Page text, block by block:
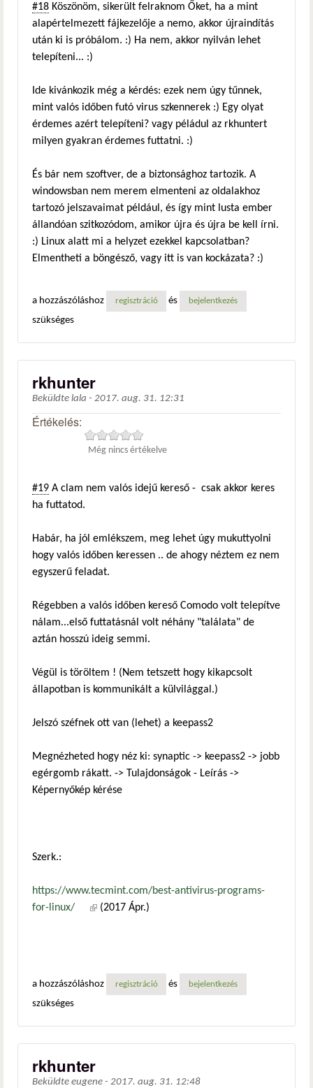
#18 Köszönöm, sikerült felraknom Őket, ha a mint
alapértelmezett fájkezelője a nemo, akkor újraindítás
után ki is próbálom. :) Ha nem, akkor nyilván lehet
telepíteni... :)
Ide kivánkozik még a kérdés: ezek nem úgy tűnnek,
mint valós időben futó virus szkennerek :) Egy olyat
érdemes azért telepíteni? vagy péládul az rkhuntert
milyen gyakran érdemes futtatni. :)
És bár nem szoftver, de a biztonsághoz tartozik. A
windowsban nem merem elmenteni az oldalakhoz
tartozó jelszavaimat például, és így mint lusta ember
állandóan szitkozódom, amikor újra és újra be kell írni.
:) Linux alatt mi a helyzet ezekkel kapcsolatban?
Elmentheti a böngésző, vagy itt is van kockázata? :)
a hozzászóláshoz regisztráció és bejelentkezés
szükséges
rkhunter
Beküldte lala - 2017. aug. 31. 12:31
Értékelés:
Még nincs értékelve
#19 A clam nem valós idejű kereső - csak akkor keres
ha futtatod.
Habár, ha jól emlékszem, meg lehet úgy mukuttyolni
hogy valós időben keressen .. de ahogy néztem ez nem
egyszerű feladat.
Régebben a valós időben kereső Comodo volt telepítve
nálam...első futtatásnál volt néhány "találata" de
aztán hosszú ideig semmi.
Végül is töröltem ! (Nem tetszett hogy kikapcsolt
állapotban is kommunikált a külvilággal.)
Jelszó széfnek ott van (lehet) a keepass2
Megnézheted hogy néz ki: synaptic -> keepass2 -> jobb
egérgomb rákatt. -> Tulajdonságok - Leírás ->
Képernyőkép kérése
Szerk.:
https://www.tecmint.com/best-antivirus-programs-
for-linux/
(külső hivatkozás)
(2017 Ápr.)
a hozzászóláshoz regisztráció és bejelentkezés
szükséges
rkhunter
Beküldte eugene - 2017. aug. 31. 12:48